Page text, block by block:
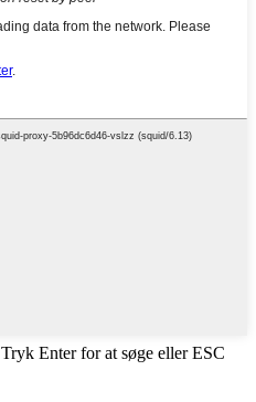
Tryk Enter for at søge eller ESC